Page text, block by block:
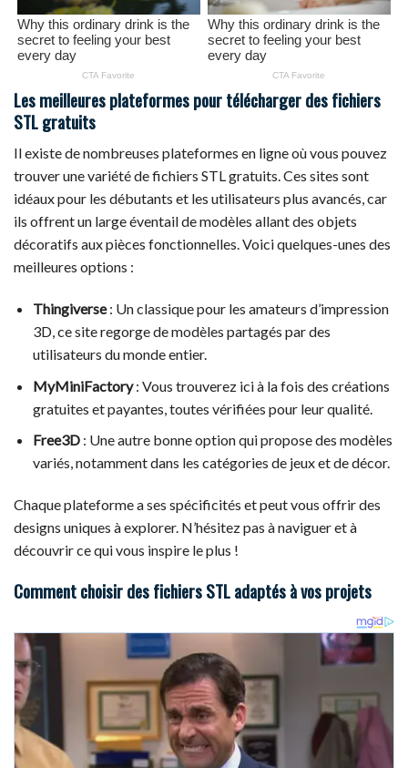
Les meilleures plateformes pour télécharger des fichiers
STL gratuits
Il existe de nombreuses plateformes en ligne où vous pouvez
trouver une variété de fichiers STL gratuits. Ces sites sont
idéaux pour les débutants et les utilisateurs plus avancés, car
ils offrent un large éventail de modèles allant des objets
décoratifs aux pièces fonctionnelles. Voici quelques-unes des
meilleures options :
Thingiverse: Un classique pour les amateurs d’impression
3D, ce site regorge de modèles partagés par des
utilisateurs du monde entier.
MyMiniFactory: Vous trouverez ici à la fois des créations
gratuites et payantes, toutes vérifiées pour leur qualité.
Free3D: Une autre bonne option qui propose des modèles
variés, notamment dans les catégories de jeux et de décor.
Chaque plateforme a ses spécificités et peut vous offrir des
designs uniques à explorer. N’hésitez pas à naviguer et à
découvrir ce qui vous inspire le plus !
Comment choisir des fichiers STL adaptés à vos projets